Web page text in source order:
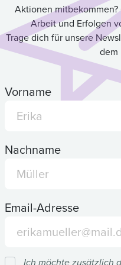
Aktionen
Arbeit und Erfolgen
Trage dich für unsere
dem
Vorname
Nachname
Email-Adresse